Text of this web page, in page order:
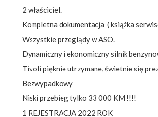
2 właściciel.
Kompletna dokumentacja ( książka
Wszystkie przeglądy w ASO.
Dynamiczny i ekonomiczny silnik
Tivoli pięknie utrzymane, świetnie się
Bezwypadkowy
Niski przebieg tylko 33 000 KM !!!!
1 REJESTRACJA 2022 ROK